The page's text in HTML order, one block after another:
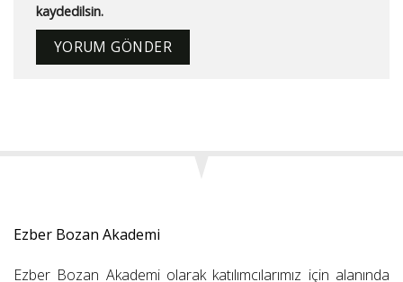
kaydedilsin.
Ezber Bozan Akademi
Ezber Bozan Akademi olarak katılımcılarımız için alanında